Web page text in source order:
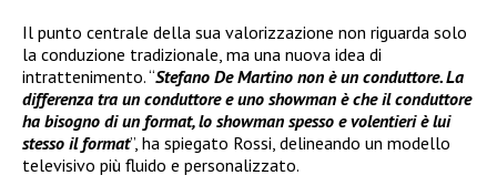
Il punto centrale della sua valorizzazione non riguarda solo
la conduzione tradizionale, ma una nuova idea di
intrattenimento. “Stefano De Martino non è un conduttore. La
differenza tra un conduttore e uno showman è che il conduttore
ha bisogno di un format, lo showman spesso e volentieri è lui
stesso il format”, ha spiegato Rossi, delineando un modello
televisivo più fluido e personalizzato.